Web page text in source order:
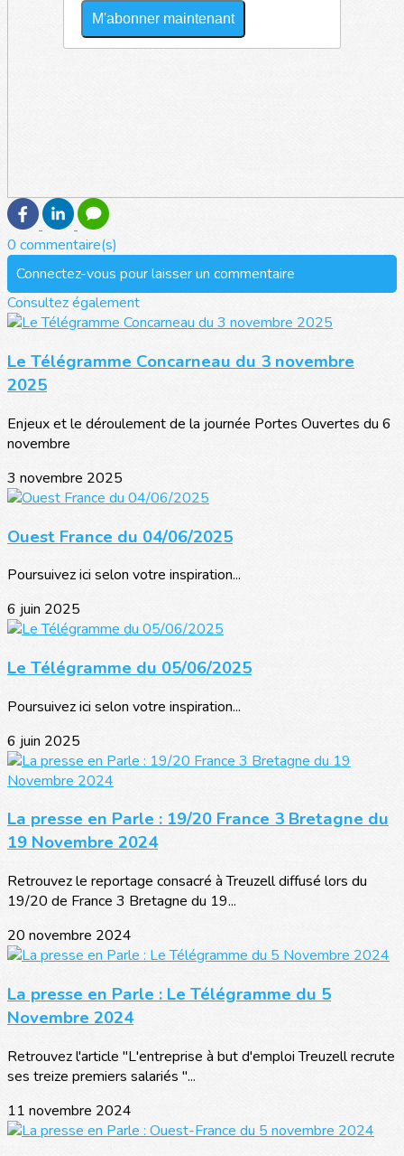
0 commentaire(s)
Connectez-vous pour laisser un commentaire
Consultez également
Le Télégramme Concarneau du 3 novembre
2025
Enjeux et le déroulement de la journée Portes Ouvertes du 6
novembre
3 novembre 2025
Ouest France du 04/06/2025
Poursuivez ici selon votre inspiration...
6 juin 2025
Le Télégramme du 05/06/2025
Poursuivez ici selon votre inspiration...
6 juin 2025
La presse en Parle : 19/20 France 3 Bretagne du
19 Novembre 2024
Retrouvez le reportage consacré à Treuzell diffusé lors du
19/20 de France 3 Bretagne du 19...
20 novembre 2024
La presse en Parle : Le Télégramme du 5
Novembre 2024
Retrouvez l'article "L'entreprise à but d'emploi Treuzell recrute
ses treize premiers salariés "...
11 novembre 2024
M'abonner maintenant